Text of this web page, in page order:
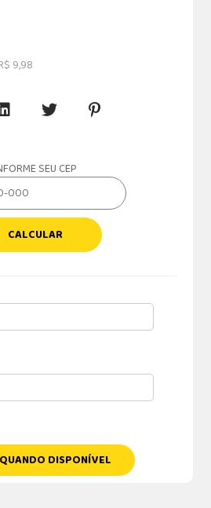
9,98
SEU CEP
CALCULAR
DISPONÍVEL